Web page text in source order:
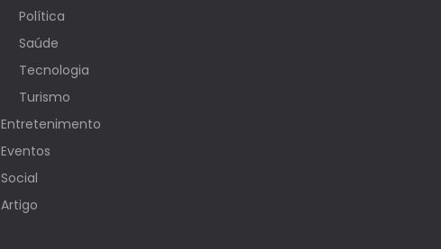
Política
Saúde
Tecnologia
Turismo
Entretenimento
Eventos
Social
Artigo